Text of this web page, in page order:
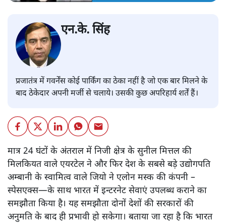
एन.के. सिंह
प्रजातंत्र में गवर्नेंस कोई पार्किंग का ठेका नहीं है जो एक बार मिलने के
बाद ठेकेदार अपनी मर्जी से चलाये। उसकी कुछ अपरिहार्य शर्तें हैं।
मात्र 24 घंटों के अंतराल में निजी क्षेत्र के सुनील मित्तल की
मिलकियत वाले एयरटेल ने और फिर देश के सबसे बड़े उद्योगपति
अम्बानी के स्वामित्व वाले जियो ने एलोन मस्क की कंपनी –
स्पेसएक्स—के साथ भारत में इन्टरनेट सेवाएं उपलब्ध कराने का
समझौता किया है। यह समझौता दोनों देशों की सरकारों की
अनुमति के बाद ही प्रभावी हो सकेगा। बताया जा रहा है कि भारत